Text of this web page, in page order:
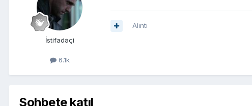
İstifadəçi
6.1k
Alıntı
Sohbete katıl